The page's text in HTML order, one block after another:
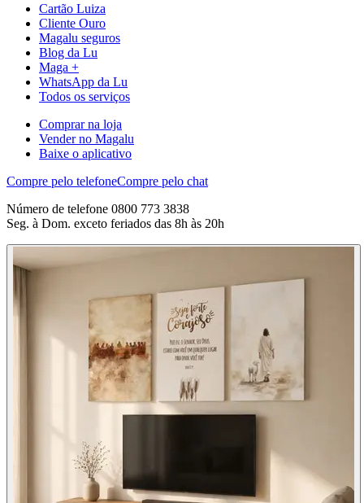
Cartão Luiza
Cliente Ouro
Magalu seguros
Blog da Lu
Maga +
WhatsApp da Lu
Todos os serviços
Comprar na loja
Vender no Magalu
Baixe o aplicativo
Compre pelo telefoneCompre pelo chat
Número de telefone 0800 773 3838
Seg. à Dom. exceto feriados das 8h às 20h